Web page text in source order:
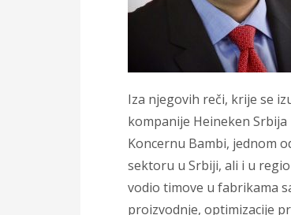
Iza njegovih reči, krije se
kompanije Heineken
Koncernu Bambi, jednom
sektoru u Srbiji, ali i u
vodio timove u fabrikama
proizvodnje, optimizacije